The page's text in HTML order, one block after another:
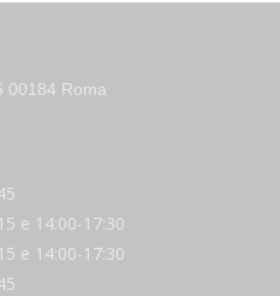
00184 Roma
e 14:00-17:30
e 14:00-17:30